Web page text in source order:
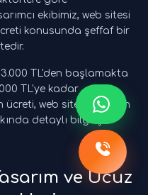
ekibimiz, web sitesi
konusunda şeffaf bir
TL'den başlamakta
TL'ye kadar
ücreti, web sitesi tasarım
detaylı bilgi için
ve Ucuz